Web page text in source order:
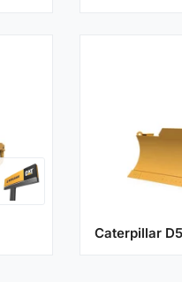
Caterpillar